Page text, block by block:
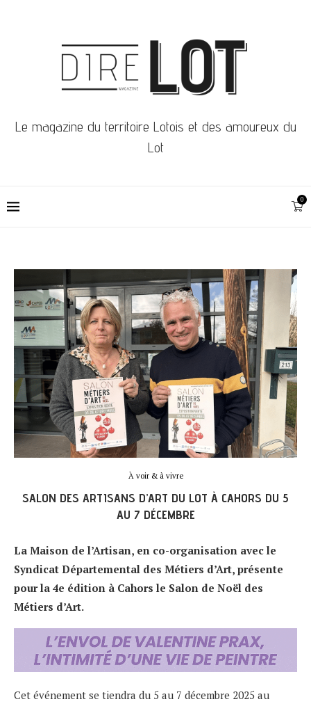
Le magazine du territoire Lotois et des amoureux du
Lot
0
À voir & à vivre
SALON DES ARTISANS D’ART DU LOT À CAHORS DU 5
AU 7 DÉCEMBRE
La Maison de l’Artisan, en co-organisation avec le
Syndicat Départemental des Métiers d’Art, présente
pour la 4e édition à Cahors le Salon de Noël des
Métiers d’Art.
Cet événement se tiendra du 5 au 7 décembre 2025 au